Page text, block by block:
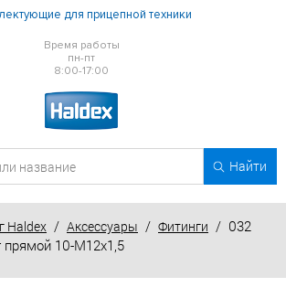
для прицепной техники
Время работы
пн-пт
8:00-17:00
Найти
Haldex / Аксессуары / Фитинги / 032
прямой 10-М12х1,5